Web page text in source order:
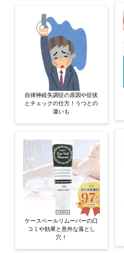
自律神経失調症の原因や症状
とチェックの仕方！うつとの
違いも
ケースベールリムーバーの口
コミや効果と意外な落とし
穴！